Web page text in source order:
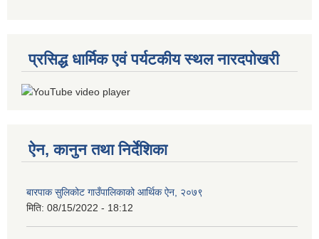
प्रसिद्ध धार्मिक एवं पर्यटकीय स्थल नारदपोखरी
ऐन, कानुन तथा निर्देशिका
बारपाक सुलिकोट गाउँपालिकाको आर्थिक ऐन, २०७९
मिति: 08/15/2022 - 18:12